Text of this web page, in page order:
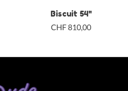
Biscuit 54"
CHF 810,00